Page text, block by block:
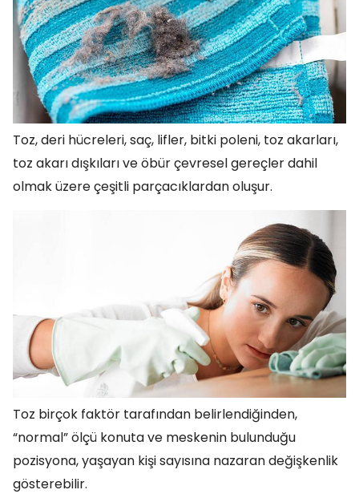
Toz, deri hücreleri, saç, lifler, bitki poleni, toz akarları,
toz akarı dışkıları ve öbür çevresel gereçler dahil
olmak üzere çeşitli parçacıklardan oluşur.
Toz birçok faktör tarafından belirlendiğinden,
“normal” ölçü konuta ve meskenin bulunduğu
pozisyona, yaşayan kişi sayısına nazaran değişkenlik
gösterebilir.